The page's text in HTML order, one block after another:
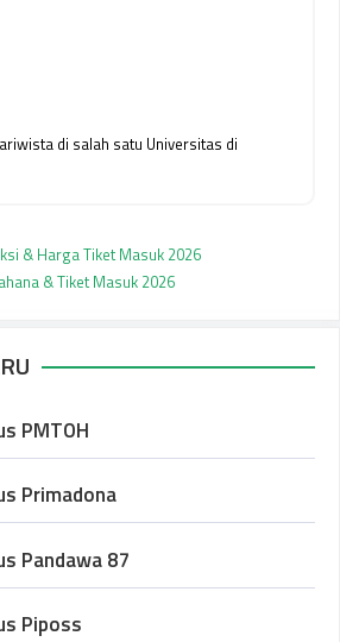
di salah satu Universitas di
& Harga Tiket Masuk 2026
& Tiket Masuk 2026
PMTOH
Primadona
Pandawa 87
Piposs